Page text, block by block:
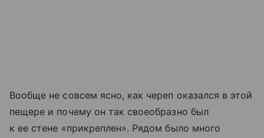
Вообще не совсем ясно, как череп оказался в этой
пещере и почему он так своеобразно был
к ее стене «прикреплен». Рядом было много